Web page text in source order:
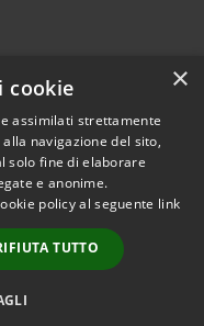
© 2026 • Comune di
Municipium•
Accesso
redazione
×
cookie
assimilati strettamente
navigazione del sito,
solo fine di elaborare
e anonime.
policy al seguente link
TUTTO